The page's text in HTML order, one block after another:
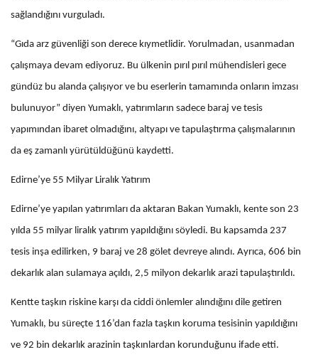
sağlandığını vurguladı.
“Gıda arz güvenliği son derece kıymetlidir. Yorulmadan, usanmadan
çalışmaya devam ediyoruz. Bu ülkenin pırıl pırıl mühendisleri gece
gündüz bu alanda çalışıyor ve bu eserlerin tamamında onların imzası
bulunuyor” diyen Yumaklı, yatırımların sadece baraj ve tesis
yapımından ibaret olmadığını, altyapı ve tapulaştırma çalışmalarının
da eş zamanlı yürütüldüğünü kaydetti.
Edirne’ye 55 Milyar Liralık Yatırım
Edirne’ye yapılan yatırımları da aktaran Bakan Yumaklı, kente son 23
yılda 55 milyar liralık yatırım yapıldığını söyledi. Bu kapsamda 237
tesis inşa edilirken, 9 baraj ve 28 gölet devreye alındı. Ayrıca, 606 bin
dekarlık alan sulamaya açıldı, 2,5 milyon dekarlık arazi tapulaştırıldı.
Kentte taşkın riskine karşı da ciddi önlemler alındığını dile getiren
Yumaklı, bu süreçte 116’dan fazla taşkın koruma tesisinin yapıldığını
ve 92 bin dekarlık arazinin taşkınlardan korunduğunu ifade etti.